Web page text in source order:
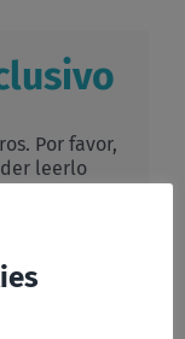
Por favor,
leerlo